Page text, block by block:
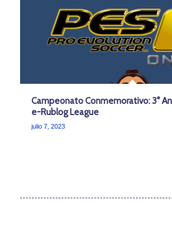
Campeonato Conmemorativo: 3°
e-Rublog League
julio 7, 2023